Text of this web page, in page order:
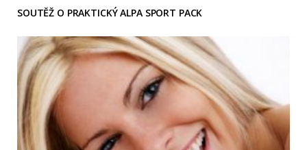
SOUTĚŽ O PRAKTICKÝ ALPA SPORT PACK